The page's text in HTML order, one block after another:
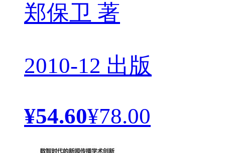
郑保卫 著
2010-12 出版
¥54.60¥78.00